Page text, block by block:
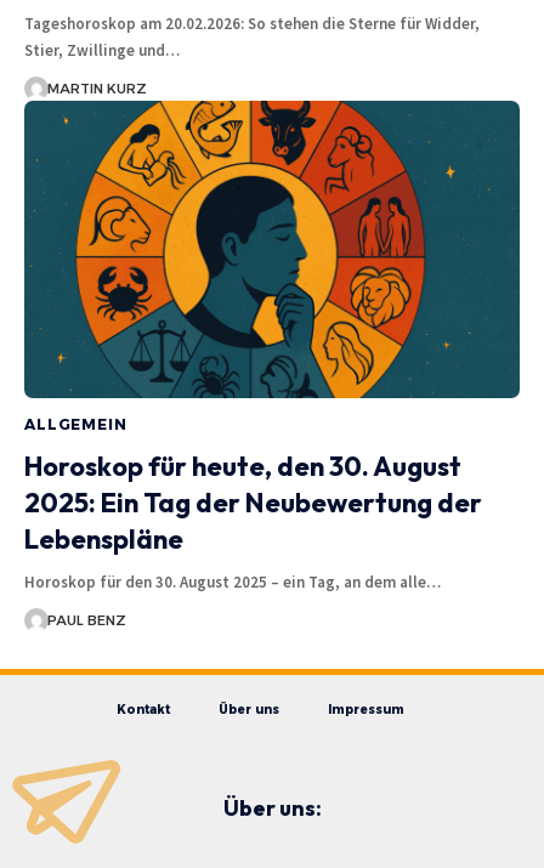
Tageshoroskop am 20.02.2026: So stehen die Sterne für Widder,
Stier, Zwillinge und…
MARTIN KURZ
ALLGEMEIN
Horoskop für heute, den 30. August
2025: Ein Tag der Neubewertung der
Lebenspläne
Horoskop für den 30. August 2025 – ein Tag, an dem alle…
PAUL BENZ
Kontakt Über uns Impressum
Über uns: